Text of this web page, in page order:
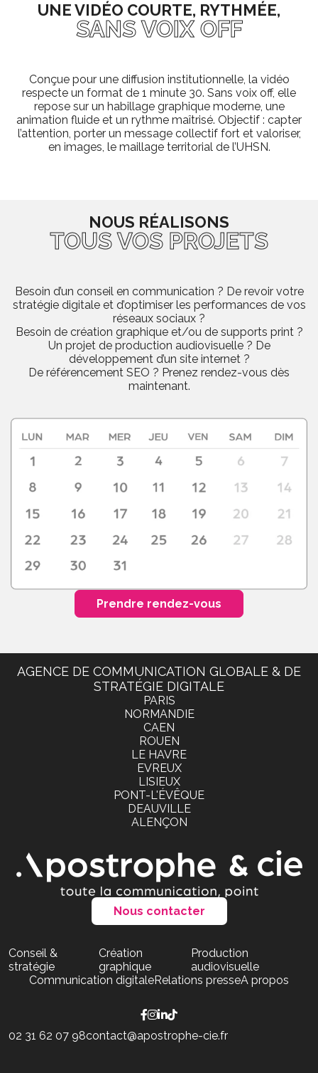
UNE VIDÉO COURTE, RYTHMÉE,
SANS VOIX OFF
Conçue pour une diffusion institutionnelle, la vidéo
respecte un format de 1 minute 30. Sans voix off, elle
repose sur un habillage graphique moderne, une
animation fluide et un rythme maîtrisé. Objectif : capter
l’attention, porter un message collectif fort et valoriser,
en images, le maillage territorial de l’UHSN.
NOUS RÉALISONS
TOUS VOS PROJETS
Besoin d’un conseil en communication ? De revoir votre
stratégie digitale et d’optimiser les performances de vos
réseaux sociaux ?
Besoin de création graphique et/ou de supports print ?
Un projet de production audiovisuelle ? De
développement d’un site internet ?
De référencement SEO ? Prenez rendez-vous dès
maintenant.
Prendre rendez-vous
AGENCE DE COMMUNICATION GLOBALE & DE
STRATÉGIE DIGITALE
PARIS
NORMANDIE
CAEN
ROUEN
LE HAVRE
EVREUX
LISIEUX
PONT-L'ÉVÊQUE
DEAUVILLE
ALENÇON
Nous contacter
Conseil &
stratégie
Création
graphique
Production
audiovisuelle
Communication digitaleRelations presseA propos
02 31 62 07 98contact@apostrophe-cie.fr